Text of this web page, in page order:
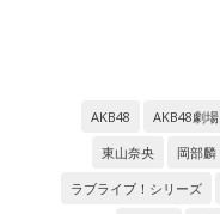
AKB48 AKB48劇場
東山奈央
岡部麟
ラブライブ！シリーズ